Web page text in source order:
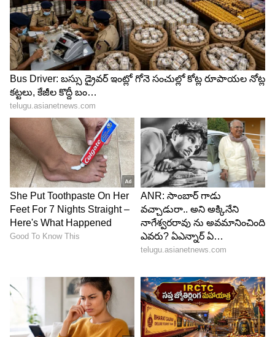
తరహాలో ఎంగేజ్‌ చేసిందా? ట్విస్ట్ లు, టర్న్ లతో సాగిందా?
అవి ఆడియెన్స్ ని ఆకట్టుకున్నాయా? అంటే ఆ స్థాయిలో
లేదనే చెప్పాలి. ఒక తరహా కథతో మొదటి రెండు భాగాలు
చూడటంతో మూడో పార్ట్ పై మరింత అంచనాలున్నాయి.
దాన్ని మించిన ట్విస్ట్ లు, టర్న్ లు ఉంటాయని అంతా
భావించారు. కానీ ఆ స్థాయిలో `దృశ్యం 2` లేదని
చెప్పొచ్చు. సినిమా ప్రారంభం నుంచి చాలా స్లోగా
సాగుతుంది. కథ ముందే తెలియడంతో ఇందులో కథనం
ఊహించినట్టుగానే ఉంటుంది. దీనికితోడు కథలో ఇంటెన్సిటీ
మూడ్‌ని క్రియేట్‌ చేయడానికి దర్శకుడు చాలా టైమ్‌
తీసుకున్నారు. దీంతో స్లోగా సాగుతుంది. బోరింగ్‌గా
ఉంటుంది. మధ్య మధ్యలో థ్రిల్‌ ఎలిమెంట్లు ఒకటి రెండు
యాడ్‌ చేశారు. కానీ అవి పెద్దగా కిక్‌ ఇవ్వవు. మొదటి భాగం
వరకు టైమ్‌ పాస్‌లాగానే తీసుకెళ్లారు. ఏమాత్రం ఇంట్రెస్టింగ్‌
అంశాలు కనిపించవు. కాకపోతే ఆ కేసుకి సంబంధించిన
హీరో చేసే ప్రయత్నాలు ఆకట్టుకుంటాయి. ఇక ఇంటర్వెల్‌
ట్విస్ట్ థ్రిల్లింగ్‌గా ఉంటుంది. ఆ తర్వాత ఏం జరగబోతుందనే
ఇంట్రెస్ట్ క్రియేట్‌ చేస్తుంది. సెకండాఫ్‌లో వేగం పెరిగింది. పెళ్లి